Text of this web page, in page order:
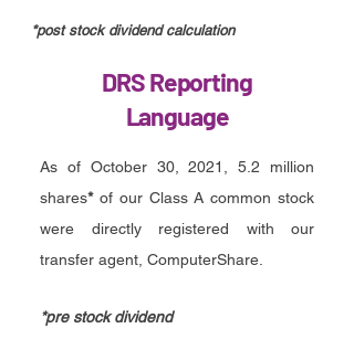
*post stock dividend calculation
DRS Reporting
Language
As of October 30, 2021, 5.2 million
shares*of our Class A common stock
were directly registered with our
transfer agent, ComputerShare.
*pre stock dividend